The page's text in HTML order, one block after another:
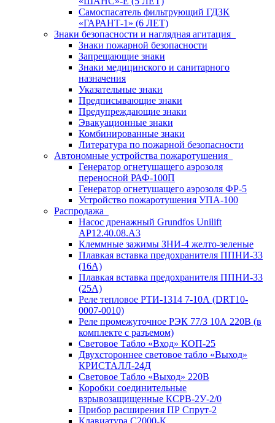
Самоспасатель фильтрующий ГДЗК
«ГАРАНТ-1» (6 ЛЕТ)
Знаки безопасности и наглядная агитация
Знаки пожарной безопасности
Запрещающие знаки
Знаки медицинского и санитарного
назначения
Указательные знаки
Предписывающие знаки
Предупреждающие знаки
Эвакуационные знаки
Комбинированные знаки
Литература по пожарной безопасности
Автономные устройства пожаротушения
Генератор огнетушащего аэрозоля
переносной РАФ-100П
Генератор огнетушащего аэрозоля ФР-5
Устройство пожаротушения УПА-100
Распродажа
Насос дренажный Grundfos Unilift
АP12.40.08.A3
Клеммные зажимы ЗНИ-4 желто-зеленые
Плавкая вставка предохранителя ППНИ-33
(16А)
Плавкая вставка предохранителя ППНИ-33
(25А)
Реле тепловое РТИ-1314 7-10А (DRT10-
0007-0010)
Реле промежуточное РЭК 77/3 10А 220В (в
комплекте с разъемом)
Световое Табло «Вход» КОП-25
Двухстороннее световое табло «Выход»
КРИСТАЛЛ-24Д
Световое Табло «Выход» 220В
Коробки соединительные
взрывозащищенные КСРВ-2У-2/0
Прибор расширения ПР Спрут-2
Клавиатура С2000-К